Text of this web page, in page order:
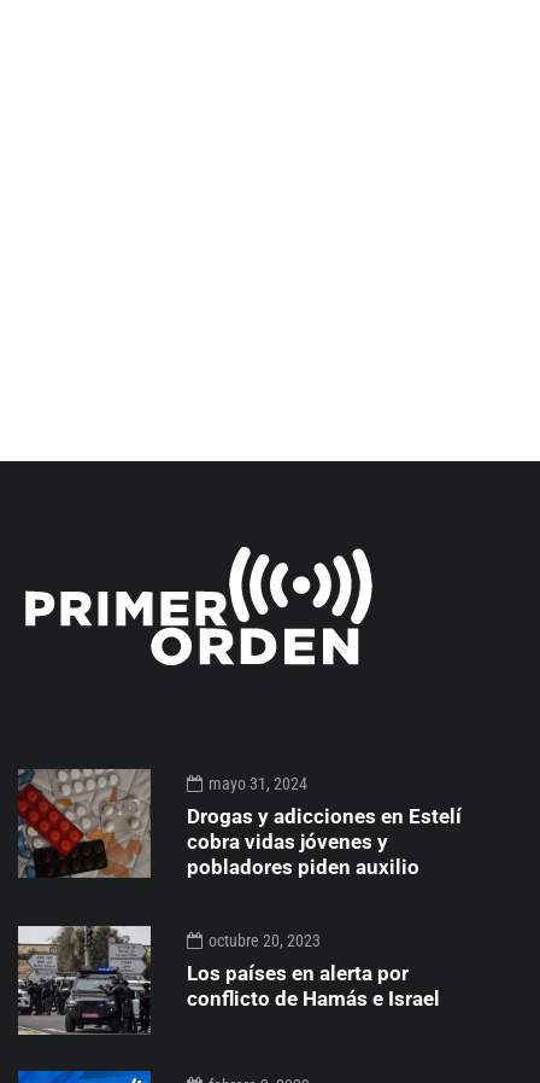
mayo 31, 2024
Drogas y adicciones en Estelí
cobra vidas jóvenes y
pobladores piden auxilio
octubre 20, 2023
Los países en alerta por
conflicto de Hamás e Israel